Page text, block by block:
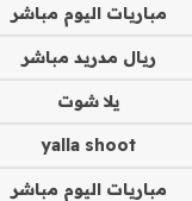
مباريات اليوم مباشر
ريال مدريد مباشر
يلا شوت
yalla shoot
مباريات اليوم مباشر